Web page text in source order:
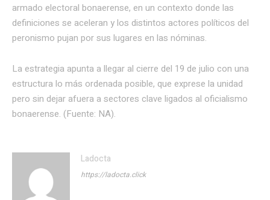
armado electoral bonaerense, en un contexto donde las
definiciones se aceleran y los distintos actores políticos del
peronismo pujan por sus lugares en las nóminas.
La estrategia apunta a llegar al cierre del 19 de julio con una
estructura lo más ordenada posible, que exprese la unidad
pero sin dejar afuera a sectores clave ligados al oficialismo
bonaerense. (Fuente: NA).
Ladocta
https://ladocta.click